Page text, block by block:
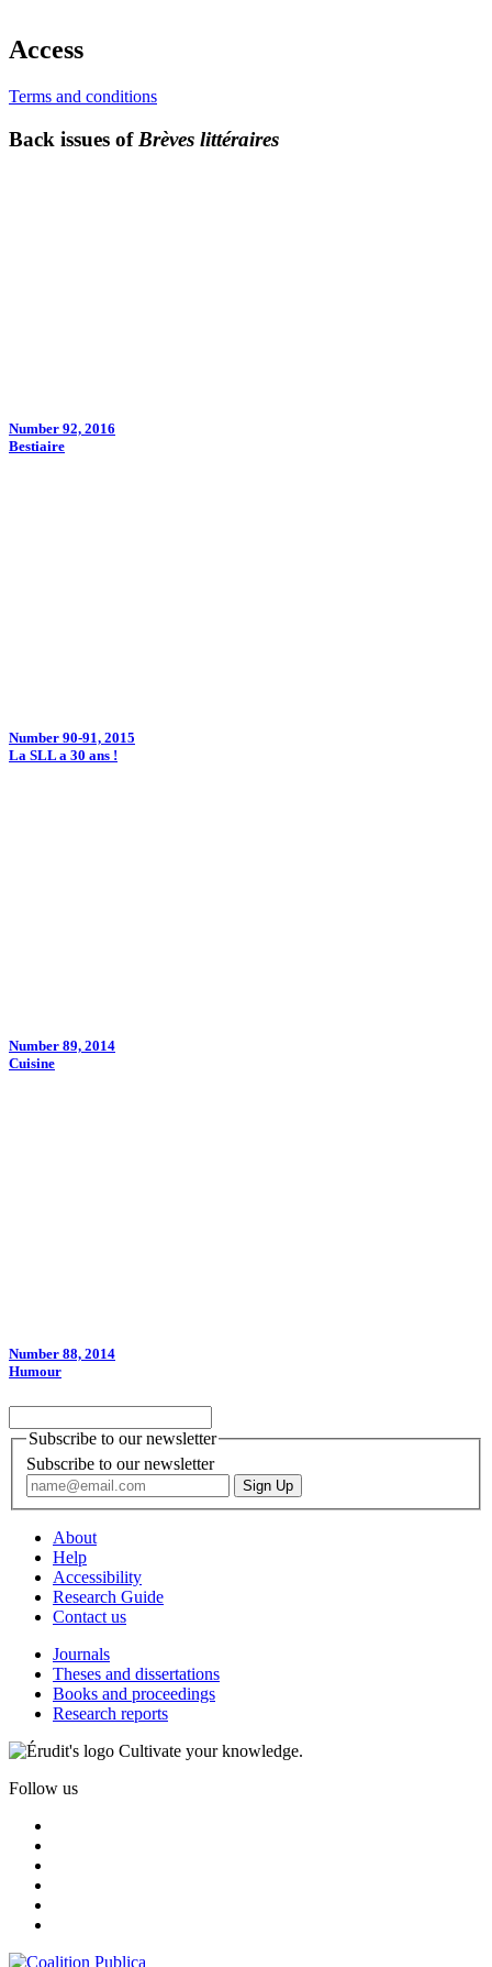
Access
Terms and conditions
Back issues of Brèves littéraires
Number 92, 2016
Bestiaire
Number 90-91, 2015
La SLL a 30 ans !
Number 89, 2014
Cuisine
Number 88, 2014
Humour
Subscribe to our newsletter
Subscribe to our newsletter
About
Help
Accessibility
Research Guide
Contact us
Journals
Theses and dissertations
Books and proceedings
Research reports
Cultivate your knowledge.
Follow us